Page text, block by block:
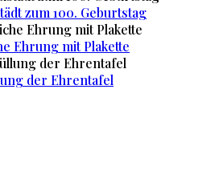
zum 100. Geburtstag
Ehrung mit Plakette
der Ehrentafel